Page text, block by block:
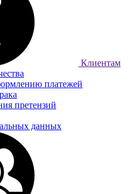
Клиентам
платежей
претензий
данных